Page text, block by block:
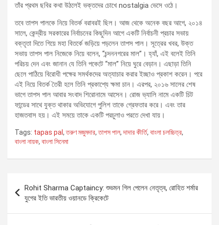
তাঁর প্রথম ছবির কথা উঠলেই ভক্তদের চোখে nostalgia ভেসে ওঠে।
তবে তাপস পালকে নিয়ে বিতর্ক বরাবরই ছিল। আজ থেকে অনেক বছর আগে, ২০১৪
সালে, কেন্দ্রীয় সরকারের নির্বাচনের কিছুদিন আগে একটি নির্বাচনী প্রচার সভায়
বক্তৃতা দিতে গিয়ে মহা বিতর্কে জড়িয়ে পড়লেন তাপস পাল। সূত্রের খবর, উক্ত
সভায় তাপস পাল নিজেকে নিয়ে বলেন, “চন্দননগরের মাল”। হ্যাঁ, এই বলেই তিনি
পরিচয় দেন এবং জানান যে তিনি পকেটে “মাল” নিয়ে ঘুরে বেড়ান। এছাড়া তিনি
ছেলে পাঠিয়ে বিরোধী পক্ষের সমর্থকদের অত্যাচার করার ইচ্ছাও প্রকাশ করেন। পরে
এই নিয়ে বিতর্ক তৈরী হলে তিনি প্রকাশ্যে ক্ষমা চান। এরপর, ২০১৬ সালের শেষ
ভাগে তাপস পাল আবার সংবাদ শিরোনামে আসেন। রোজ ভ্যালি নামে একটি চিট
ফান্ডের সাথে যুক্ত থাকার অভিযোগে পুলিশ তাকে গ্রেফতার করে। এবং তার
হাজতবাস হয়। এই সময়ে তাকে একটি পরচুলাও পরতে দেখা যায়।
Tags: tapas pal,তরুণ মজুমদার,তাপস পাল,দাদার কীর্তি, বাংলা চলচ্চিত্র,
বাংলা নায়ক, বাংলা সিনেমা
navigation
Rohit Sharma Captaincy: শুভমন গিল পেলেন নেতৃত্ব, রোহিত শর্মার
যুগের ইতি ভারতীয় ওয়ানডে ক্রিকেটে